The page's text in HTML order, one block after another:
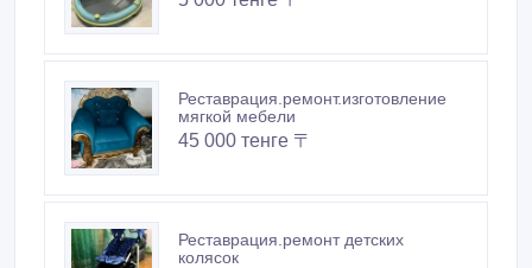
Реставрация.ремонт.изготовление
мягкой мебели
45 000 тенге 〒
Реставрация.ремонт детских
колясок